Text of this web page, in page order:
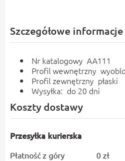
Szczegółowe
Nr katalogowy AA111
Profil wewnętrzny
Profil zewnętrzny płaski
Wysyłka: do 20 dni
Koszty dostawy
Przesyłka kurierska
Płatność z góry 0 zł